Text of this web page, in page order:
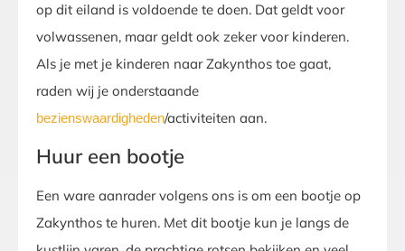
op dit eiland is voldoende te doen. Dat geldt voor
volwassenen, maar geldt ook zeker voor kinderen.
Als je met je kinderen naar Zakynthos toe gaat,
raden wij je onderstaande
bezienswaardigheden/activiteiten aan.
Huur een bootje
Een ware aanrader volgens ons is om een bootje op
Zakynthos te huren. Met dit bootje kun je langs de